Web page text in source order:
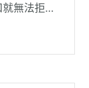
無法拒
累與空